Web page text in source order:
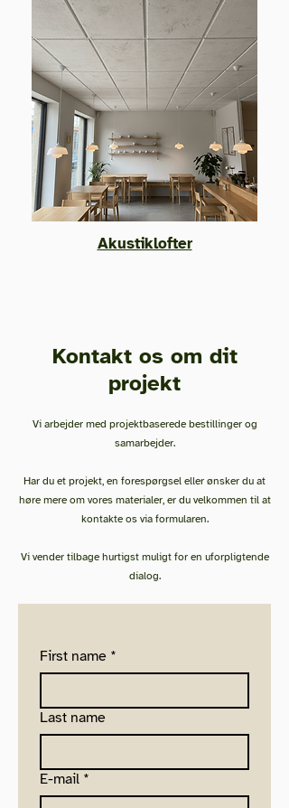
Akustiklofter
Kontakt os om dit
projekt
Vi arbejder med projektbaserede bestillinger og
samarbejder.
Har du et projekt, en forespørgsel eller ønsker du at
høre mere om vores materialer, er du velkommen til at
kontakte os via formularen.
Vi vender tilbage hurtigst muligt for en uforpligtende
dialog.
First name *
Last name
E-mail *